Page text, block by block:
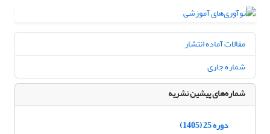
مقالات آماده انتشار
شماره جاری
شماره‌های پیشین نشریه
دوره 25 (1405)